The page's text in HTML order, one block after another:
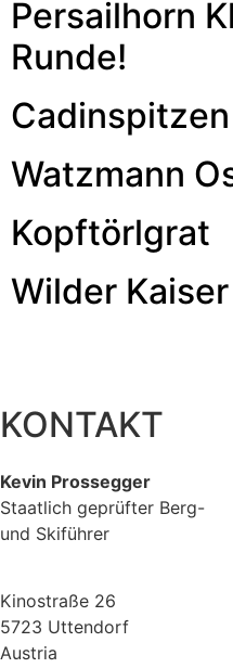
Persailhorn
Runde!
Watzmann
Kopftörlgrat
Wilder
KONTAKT
Kevin Prossegger
Staatlich geprüfter Berg-
und Skiführer
Kinostraße 26
5723 Uttendorf
Austria